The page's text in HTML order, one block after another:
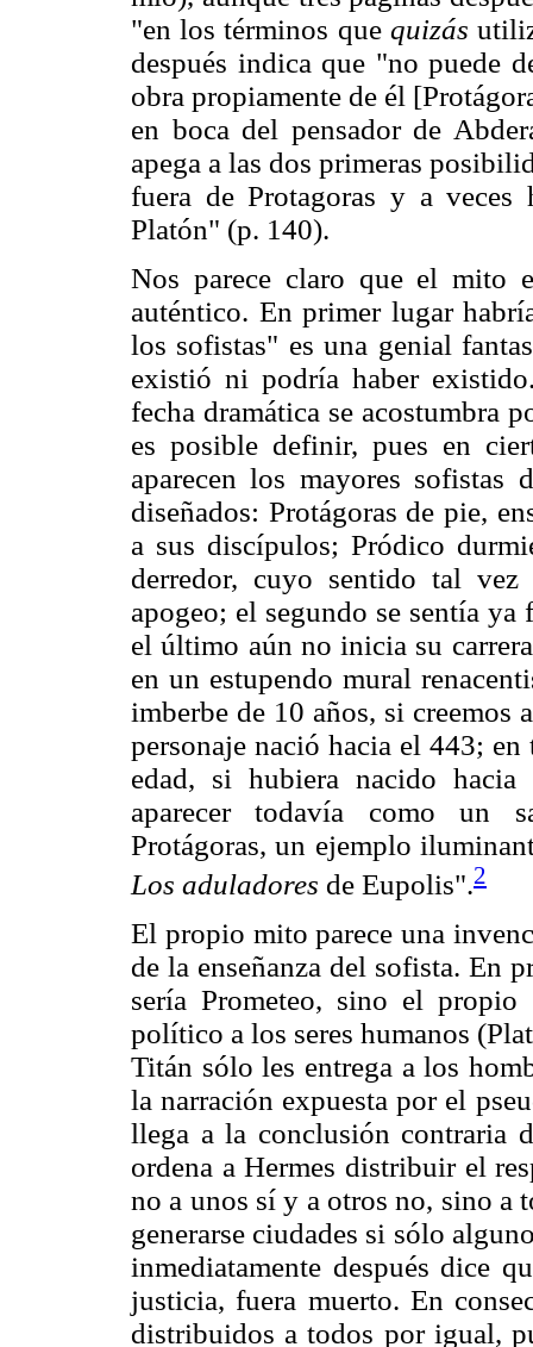
"en los términos que quizás
después indica que "no puede
obra propiamente de él
en boca del pensador de
apega a las dos primeras
fuera de Protagoras y a veces
Platón" (p. 140).
Nos parece claro que el mito
auténtico. En primer lugar
los sofistas" es una genial
existió ni podría haber
fecha dramática se acostumbra
es posible definir, pues en
aparecen los mayores sofistas
diseñados: Protágoras de pie,
a sus discípulos; Pródico
derredor, cuyo sentido tal
apogeo; el segundo se sentía
el último aún no inicia su
en un estupendo mural
imberbe de 10 años, si creemos
personaje nació hacia el 443;
edad, si hubiera nacido
aparecer todavía como un
Protágoras, un ejemplo
Los aduladores de Eupolis".2
El propio mito parece una
de la enseñanza del sofista. En
sería Prometeo, sino el
político a los seres humanos
Titán sólo les entrega a los
la narración expuesta por el
llega a la conclusión contraria
ordena a Hermes distribuir el
no a unos sí y a otros no, sino a
generarse ciudades si sólo
inmediatamente después dice
justicia, fuera muerto. En
distribuidos a todos por igual,